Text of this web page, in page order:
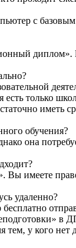
с
только
иметь
обучения?
она
Вы имеете
удаленно?
в
тем, у кого